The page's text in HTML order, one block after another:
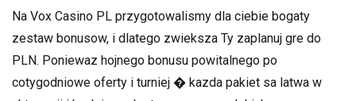
Na Vox Casino PL przygotowalismy dla ciebie bogaty
zestaw bonusow, i dlatego zwieksza Ty zaplanuj gre do
PLN. Poniewaz hojnego bonusu powitalnego po
cotygodniowe oferty i turniej � kazda pakiet sa latwa w